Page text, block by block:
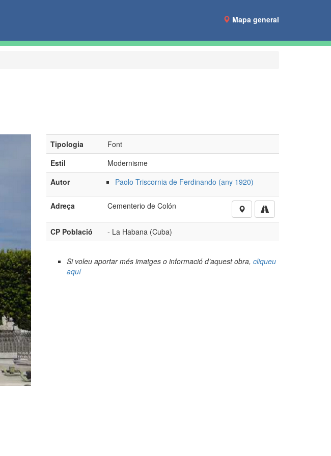
Mapa general
Tipologia
Font
Estil
Modernisme
Autor
Paolo Triscornia de Ferdinando (any 1920)
Adreça Cementerio de Colón
CP Població - La Habana (Cuba)
Si voleu aportar més imatges o informació d’aquest obra, cliqueu
aquí